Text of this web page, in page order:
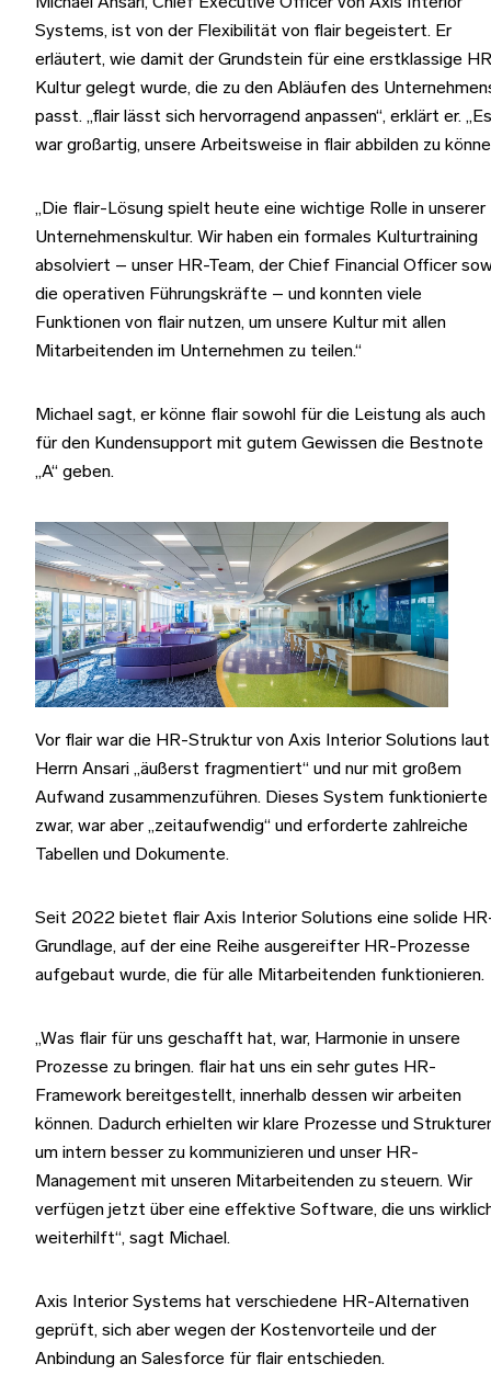
Systems, ist von der Flexibilität von flair begeistert. Er
erläutert, wie damit der Grundstein für eine erstklassige
Kultur gelegt wurde, die zu den Abläufen des
passt. „flair lässt sich hervorragend anpassen“, erklärt er. „Es
war großartig, unsere Arbeitsweise in flair abbilden zu
„Die flair-Lösung spielt heute eine wichtige Rolle in unserer
Unternehmenskultur. Wir haben ein formales Kulturtraining
absolviert – unser HR-Team, der Chief Financial Officer
die operativen Führungskräfte – und konnten viele
Funktionen von flair nutzen, um unsere Kultur mit allen
Mitarbeitenden im Unternehmen zu teilen.“
Michael sagt, er könne flair sowohl für die Leistung als auch
für den Kundensupport mit gutem Gewissen die Bestnote
„A“ geben.
Vor flair war die HR-Struktur von Axis Interior Solutions laut
Herrn Ansari „äußerst fragmentiert“ und nur mit großem
Aufwand zusammenzuführen. Dieses System funktionierte
zwar, war aber „zeitaufwendig“ und erforderte zahlreiche
Tabellen und Dokumente.
Seit 2022 bietet flair Axis Interior Solutions eine solide
Grundlage, auf der eine Reihe ausgereifter HR-Prozesse
aufgebaut wurde, die für alle Mitarbeitenden funktionieren.
„Was flair für uns geschafft hat, war, Harmonie in unsere
Prozesse zu bringen. flair hat uns ein sehr gutes HR-
Framework bereitgestellt, innerhalb dessen wir arbeiten
können. Dadurch erhielten wir klare Prozesse und
um intern besser zu kommunizieren und unser HR-
Management mit unseren Mitarbeitenden zu steuern. Wir
verfügen jetzt über eine effektive Software, die uns
weiterhilft“, sagt Michael.
Axis Interior Systems hat verschiedene HR-Alternativen
geprüft, sich aber wegen der Kostenvorteile und der
Anbindung an Salesforce für flair entschieden.